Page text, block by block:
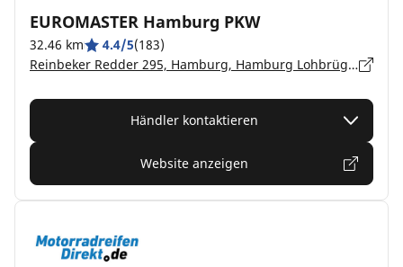
EUROMASTER Hamburg PKW
32.46 km 4.4/5(183)
Reinbeker Redder 295, Hamburg, Hamburg Lohbrügge - 21031
Händler kontaktieren
Website anzeigen